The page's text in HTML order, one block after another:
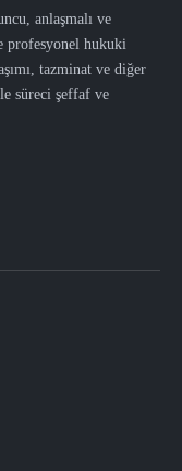
anlaşmalı ve
profesyonel hukuki
tazminat ve diğer
süreci şeffaf ve